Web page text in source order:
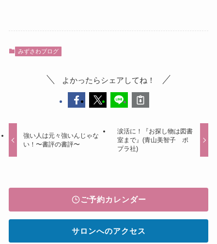
みずさわブログ
よかったらシェアしてね！
強い人は元々強いんじゃな
い！〜書評の書評〜
涙活に！『お探し物は図書
室まで』(青山美智子 ポ
プラ社)
ご予約カレンダー
サロンへのアクセス